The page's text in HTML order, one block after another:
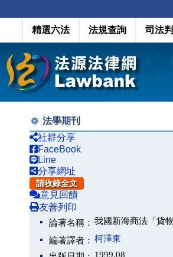
精選六法 法規查詢 司法
法學期刊
社群分享
FaceBook
Line
分享網址
請收錄全文
意見回饋
友善列印
論著名稱： 我國新海商法「貨
編著譯者： 柯澤東
1999.08